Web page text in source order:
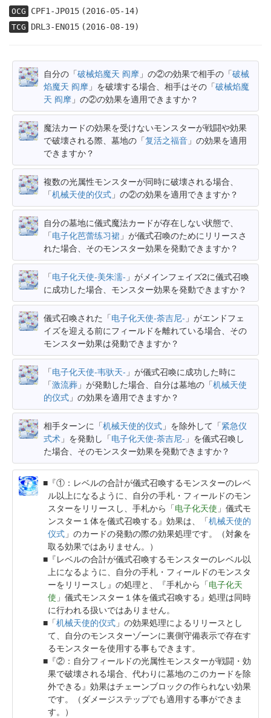
OCG CPF1-JP015(2016-05-14)
TCG DRL3-EN015(2016-08-19)
自分の「破械焰魔天 阎摩 」の②の効果で相手の「破械
焰魔天 阎摩 」を破壊する場合、相手はその「破械焰魔
天 阎摩 」の②の効果を適用できますか？
魔法カードの効果を受けないモンスターが戦闘や効果
で破壊される際、墓地の「复活之福音 」の効果を適用
できますか？
複数の光属性モンスターが同時に破壊される場合、
「机械天使的仪式 」の②の効果を適用できますか？
自分の墓地に儀式魔法カードが存在しない状態で、
「电子化芭蕾练习裙 」が儀式召喚のためにリリースさ
れた場合、そのモンスター効果を発動できますか？
「电子化天使-美朱濡- 」がメインフェイズ2に儀式召喚
に成功した場合、モンスター効果を発動できますか？
儀式召喚された「电子化天使-荼吉尼- 」がエンドフェ
イズを迎える前にフィールドを離れている場合、その
モンスター効果は発動できますか？
「电子化天使-韦驮天- 」が儀式召喚に成功した時に
「激流葬 」が発動した場合、自分は墓地の「机械天使
的仪式 」の効果を適用できますか？
相手ターンに「机械天使的仪式 」を除外して「紧急仪
式术 」を発動し「电子化天使-荼吉尼- 」を儀式召喚し
た場合、そのモンスター効果を発動できますか？
『①：レベルの合計が儀式召喚するモンスターのレベ
ル以上になるように、自分の手札・フィールドのモン
スターをリリースし、手札から「电子化天使 」儀式モ
ンスター１体を儀式召喚する』効果は、「机械天使的
仪式 」のカードの発動の際の効果処理です。（対象を
取る効果ではありません。）
『レベルの合計が儀式召喚するモンスターのレベル以
上になるように、自分の手札・フィールドのモンスタ
ーをリリースし』の処理と、『手札から「电子化天
使 」儀式モンスター１体を儀式召喚する』処理は同時
に行われる扱いではありません。
「机械天使的仪式 」の効果処理によるリリースとし
て、自分のモンスターゾーンに裏側守備表示で存在す
るモンスターを使用する事もできます。
『②：自分フィールドの光属性モンスターが戦闘・効
果で破壊される場合、代わりに墓地のこのカードを除
外できる』効果はチェーンブロックの作られない効果
です。（ダメージステップでも適用する事ができま
す。）